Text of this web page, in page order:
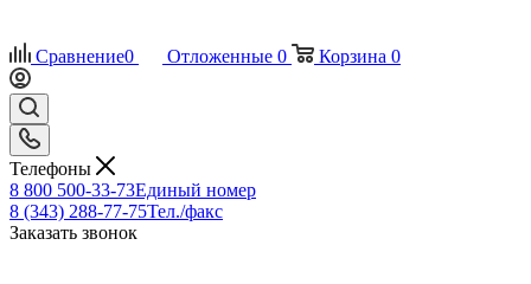
Сравнение0 Отложенные 0 Корзина 0
Телефоны
8 800 500-33-73Единый номер
8 (343) 288-77-75Тел./факс
Заказать звонок